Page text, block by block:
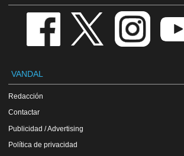
VANDAL
Redacción
Contactar
Publicidad / Advertising
Política de privacidad